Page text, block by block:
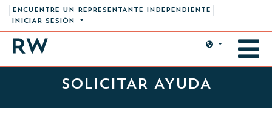
ENCUENTRE UN REPRESENTANTE INDEPENDIENTE
INICIAR SESIÓN
SOLICITAR AYUDA